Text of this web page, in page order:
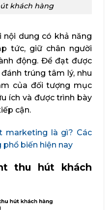
khách hàng
dung có khả năng
tức, giữ chân người
động. Để đạt được
trúng tâm lý, nhu
của đối tượng mục
ích và được trình bày
cận.
marketing là gì? Các
biến hiện nay
thu hút khách